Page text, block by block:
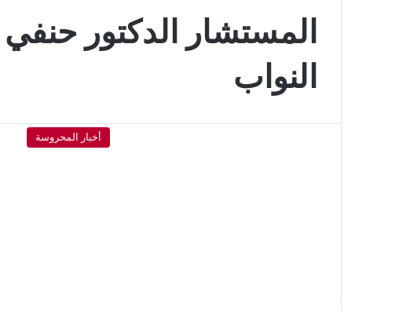
المستشار الدكتور
النواب
أخبار المحروسة